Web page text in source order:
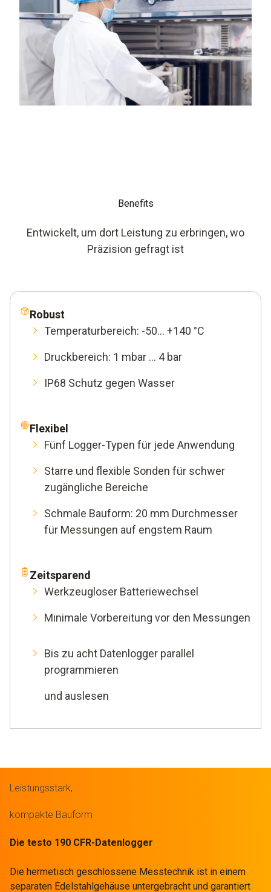
Benefits
Entwickelt, um dort Leistung zu erbringen, wo
Präzision gefragt ist
Robust
Temperaturbereich: -50... +140 °C
Druckbereich: 1 mbar … 4 bar
IP68 Schutz gegen Wasser
Flexibel
Fünf Logger-Typen für jede Anwendung
Starre und flexible Sonden für schwer
zugängliche Bereiche
Schmale Bauform: 20 mm Durchmesser
für Messungen auf engstem Raum
Zeitsparend
Werkzeugloser Batteriewechsel
Minimale Vorbereitung vor den Messungen
Bis zu acht Datenlogger parallel
programmieren
und auslesen
Leistungsstark,
kompakte Bauform
Die testo 190 CFR-Datenlogger
Die hermetisch geschlossene Messtechnik ist in einem
separaten Edelstahlgehäuse untergebracht und garantiert